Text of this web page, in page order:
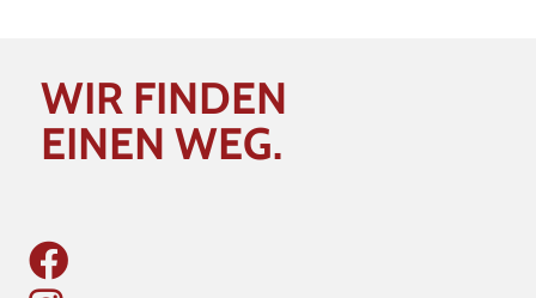
WIR FINDEN
EINEN WEG.